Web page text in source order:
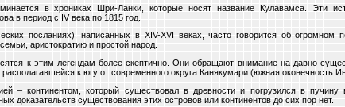
в хрониках Шри-Ланки, которые носят название Кулавамса. Эти
в период с IV века по 1815 год.
посланиях), написанных в XIV-XVI веках, часто говорится об огромном
аристократию и простой народ.
к этим легендам более скептично. Они обращают внимание на давно
к югу от современного округа Канякумари (южная оконечность
– континентом, который существовал в древности и погрузился в пучину в
доказательств существования этих островов или континентов до сих пор нет.